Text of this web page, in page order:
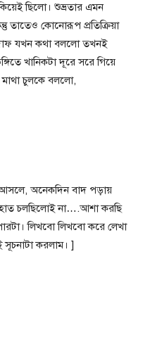
ছিলো। শুভ্রতার এমন
তাতেও কোনোরূপ প্রতিক্রিয়া
যখন কথা বললো তখনই
খানিকটা দূরে সরে গিয়ে
মাথা চুলকে বললো,
অনেকদিন বাদ পড়ায়
হাত চলছিলোই না….আশা করছি
লিখবো লিখবো করে লেখা
করলাম। ]